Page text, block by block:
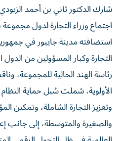
شارك الدكتور ثاني بن أحمد
استضافته مدينة جايبور في
التجارة وكبار المسؤولين من
رئاسة الهند الحالية للمجموعة،
الأولوية، شملت سُبل حماية
وتعزيز التجارة الشاملة، وتمكين
والصغيرة والمتوسطة، إلى جانب